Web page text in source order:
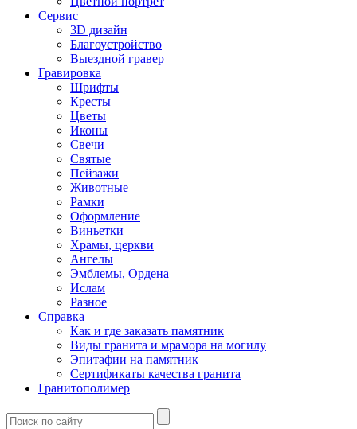
Сервис
3D дизайн
Благоустройство
Выездной гравер
Гравировка
Шрифты
Кресты
Цветы
Иконы
Свечи
Святые
Пейзажи
Животные
Рамки
Оформление
Виньетки
Храмы, церкви
Ангелы
Эмблемы, Ордена
Ислам
Разное
Справка
Как и где заказать памятник
Виды гранита и мрамора на могилу
Эпитафии на памятник
Сертификаты качества гранита
Гранитополимер